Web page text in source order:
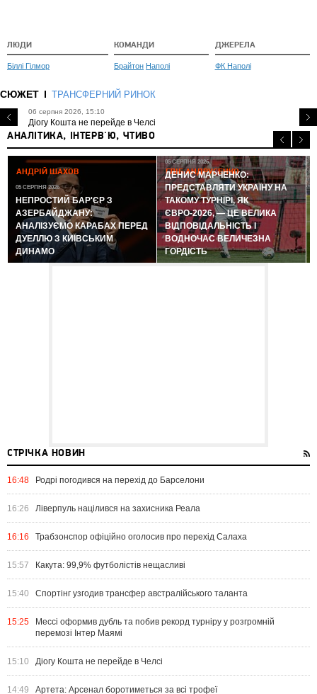
ЛЮДИ
Біллі Гілмор
КОМАНДИ
Брайтон Наполі
ДЖЕРЕЛА
ФК Наполі
СЮЖЕТ ТРАНСФЕРНИЙ РИНОК
06 серпня 2026, 15:10
Діогу Кошта не перейде в Челсі
АНАЛІТИКА, ІНТЕРВ'Ю, ЧТИВО
АНДРІЙ ШАХОВ
05 СЕРПНЯ 2026
НЕПРОСТИЙ БАР'ЄР З
АЗЕРБАЙДЖАНУ:
АНАЛІЗУЄМО КАРАБАХ ПЕРЕД
ДУЕЛЛЮ З КИЇВСЬКИМ
ДИНАМО
ГЛІБ АНДРУСЕНКО
05 СЕРПНЯ 2026
ДЕНИС МАРЧЕНКО:
ПРЕДСТАВЛЯТИ УКРАЇНУ НА
ТАКОМУ ТУРНІРІ, ЯК
ЄВРО-2026, — ЦЕ ВЕЛИКА
ВІДПОВІДАЛЬНІСТЬ І
ВОДНОЧАС ВЕЛИЧЕЗНА
ГОРДІСТЬ
СТРІЧКА НОВИН
16:48 Родрі погодився на перехід до Барселони
16:26 Ліверпуль націлився на захисника Реала
16:16 Трабзонспор офіційно оголосив про перехід Салаха
15:57 Какута: 99,9% футболістів нещасливі
15:40 Спортінг узгодив трансфер австралійського таланта
15:25
Мессі оформив дубль та побив рекорд турніру у розгромній
перемозі Інтер Маямі
15:10 Діогу Кошта не перейде в Челсі
14:49 Артета: Арсенал боротиметься за всі трофеї